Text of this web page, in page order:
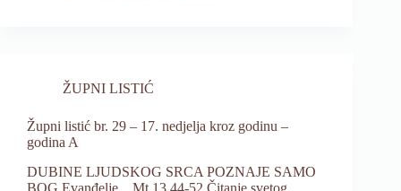
ŽUPNI LISTIĆ
Župni listić br. 29 – 17. nedjelja kroz godinu –
godina A
DUBINE LJUDSKOG SRCA POZNAJE SAMO
BOG Evanđelje Mt 13,44-52 Čitanje svetog